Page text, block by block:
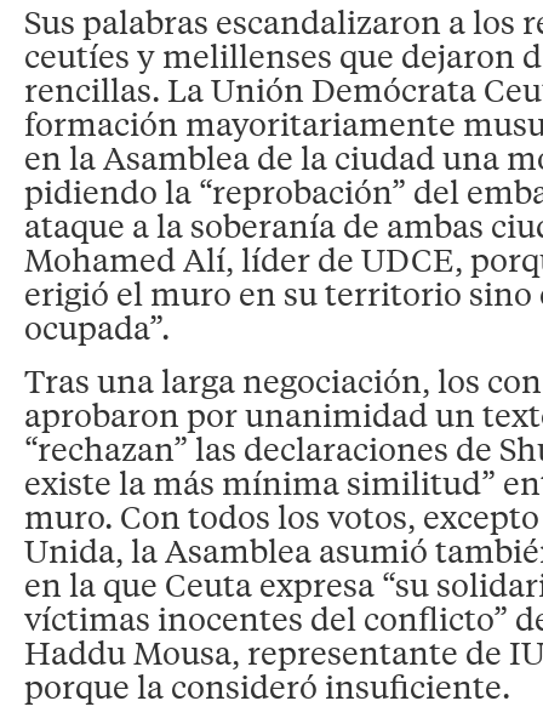
Sus palabras escandalizaron a los
ceutíes y melillenses que dejaron
rencillas. La Unión Demócrata
formación mayoritariamente
en la Asamblea de la ciudad una
pidiendo la “reprobación” del
ataque a la soberanía de ambas
Mohamed Alí, líder de UDCE,
erigió el muro en su territorio sino
ocupada”.
Tras una larga negociación, los
aprobaron por unanimidad un
“rechazan” las declaraciones de
existe la más mínima similitud”
muro. Con todos los votos,
Unida, la Asamblea asumió
en la que Ceuta expresa “su
víctimas inocentes del conflicto”
Haddu Mousa, representante de
porque la consideró insuficiente.